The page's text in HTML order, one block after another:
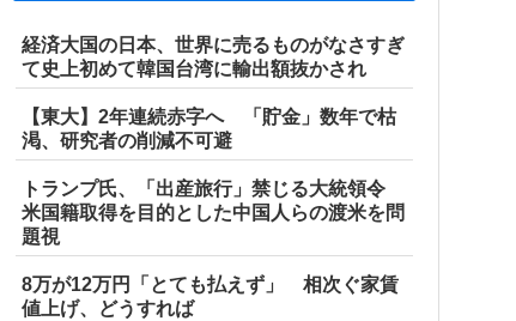
経済大国の日本、世界に売るものがなさすぎ
て史上初めて韓国台湾に輸出額抜かされ
【東大】2年連続赤字へ 「貯金」数年で枯
渇、研究者の削減不可避
トランプ氏、「出産旅行」禁じる大統領令
米国籍取得を目的とした中国人らの渡米を問
題視
8万が12万円「とても払えず」 相次ぐ家賃
値上げ、どうすれば